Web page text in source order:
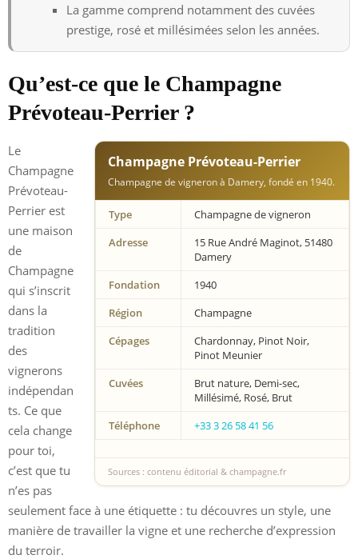
La gamme comprend notamment des cuvées
prestige, rosé et millésimées selon les années.
Qu’est-ce que le Champagne
Prévoteau-Perrier ?
Champagne Prévoteau-Perrier
Champagne de vigneron à Damery, fondé en 1940.
Type
Champagne de vigneron
Adresse
15 Rue André Maginot, 51480
Damery
Fondation
1940
Région
Champagne
Cépages
Chardonnay, Pinot Noir,
Pinot Meunier
Cuvées
Brut nature, Demi-sec,
Millésimé, Rosé, Brut
Téléphone
+33 3 26 58 41 56
Sources : contenu éditorial & champagne.fr
Le
Champagne
Prévoteau-
Perrier est
une maison
de
Champagne
qui s’inscrit
dans la
tradition
des
vignerons
indépendan
ts. Ce que
cela change
pour toi,
c’est que tu
n’es pas
seulement face à une étiquette : tu découvres un style, une
manière de travailler la vigne et une recherche d’expression
du terroir.